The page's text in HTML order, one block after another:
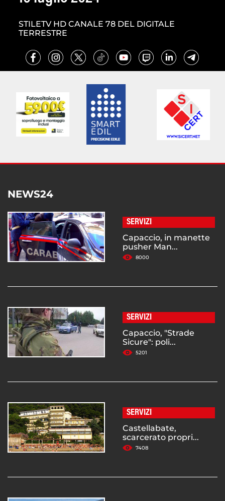
STILETV HD CANALE 78 DEL DIGITALE
TERRESTRE
NEWS24
SERVIZI
Capaccio, in manette
pusher Man...
8000
SERVIZI
Capaccio, "Strade
Sicure": poli...
5201
SERVIZI
Castellabate,
scarcerato propri...
7408